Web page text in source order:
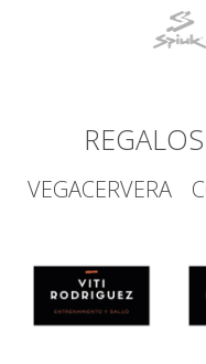
VEGACERVERA